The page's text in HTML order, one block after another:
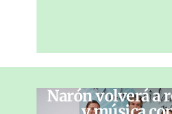
Narón volverá a